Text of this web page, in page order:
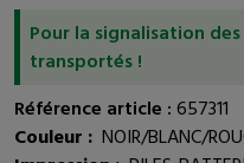
Pour la signalisation
transportés !
Référence article :657311
Couleur : NOIR/BLANC/